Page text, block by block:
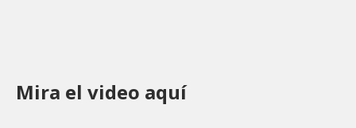
Mira el video aquí